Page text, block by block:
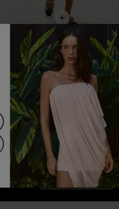
VESTIDO MADALENA AZUL MARINHO DOT
R$ 398 00
R$ 159,20
CADASTRAR